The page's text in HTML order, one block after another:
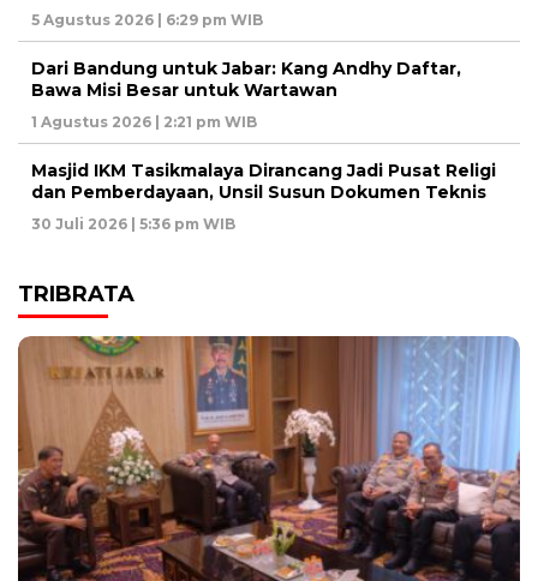
5 Agustus 2026 | 6:29 pm WIB
Dari Bandung untuk Jabar: Kang Andhy Daftar,
Bawa Misi Besar untuk Wartawan
1 Agustus 2026 | 2:21 pm WIB
Masjid IKM Tasikmalaya Dirancang Jadi Pusat Religi
dan Pemberdayaan, Unsil Susun Dokumen Teknis
30 Juli 2026 | 5:36 pm WIB
TRIBRATA